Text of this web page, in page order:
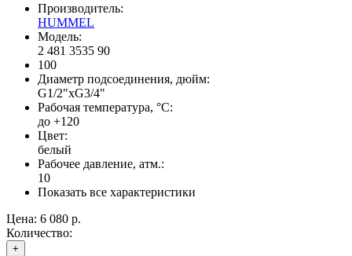
Производитель:
HUMMEL
Модель:
2 481 3535 90
100
Диаметр подсоединения, дюйм:
G1/2"xG3/4"
Рабочая температура, °С:
до +120
Цвет:
белый
Рабочее давление, атм.:
10
Показать все характеристики
Цена: 6 080 р.
Количество:
+